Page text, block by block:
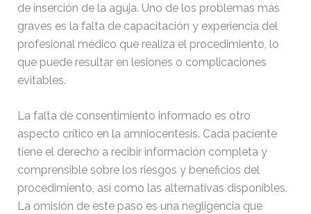
de inserción de la aguja. Uno de los problemas más
graves es la falta de capacitación y experiencia del
profesional médico que realiza el procedimiento, lo
que puede resultar en lesiones o complicaciones
evitables.
La falta de consentimiento informado es otro
aspecto crítico en la amniocentesis. Cada paciente
tiene el derecho a recibir información completa y
comprensible sobre los riesgos y beneficios del
procedimiento, así como las alternativas disponibles.
La omisión de este paso es una negligencia que